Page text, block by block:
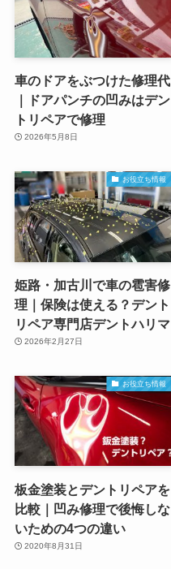
車のドアをぶつけた修理代
｜ドアパンチの凹みはデン
トリペアで修理
2026年5月8日
お役立ち情報
姫路・加古川で車の雹害修
理｜保険は使える？デント
リペア専門店デントハリマ
2026年2月27日
お役立ち情報
板金塗装とデントリペアを
比較｜凹み修理で後悔しな
いための4つの違い
2020年8月31日